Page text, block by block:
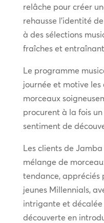
relâche pour créer
rehausse l’identité
à des sélections
fraîches et
Le programme
journée et motive
morceaux
procurent à la fois
sentiment de
Les clients de
mélange de
tendance, appréciés
jeunes Millennials,
intrigante et
découverte en